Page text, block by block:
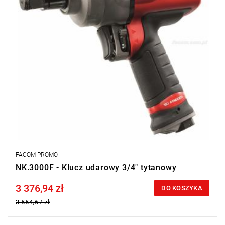
FACOM PROMO
NK.3000F - Klucz udarowy 3/4" tytanowy
Price tax included
3 376,94 zł
3 554,67 zł
DO KOSZYKA